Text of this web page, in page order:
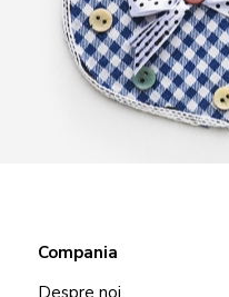
Compania